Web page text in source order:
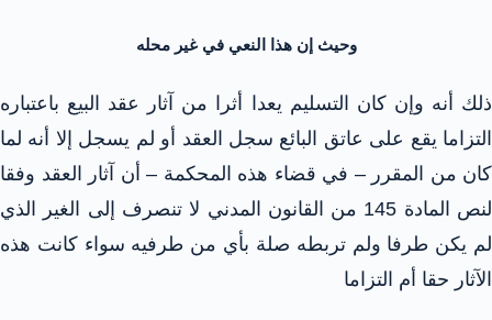
وحيث إن هذا النعي في غير محله
ذلك أنه وإن كان التسليم يعدا أثرا من آثار عقد البيع باعتباره
التزاما يقع على عاتق البائع سجل العقد أو لم يسجل إلا أنه لما
كان من المقرر – في قضاء هذه المحكمة – أن آثار العقد وفقا
لنص المادة 145 من القانون المدني لا تنصرف إلى الغير الذي
لم يكن طرفا ولم تربطه صلة بأي من طرفيه سواء كانت هذه
الآثار حقا أم التزاما